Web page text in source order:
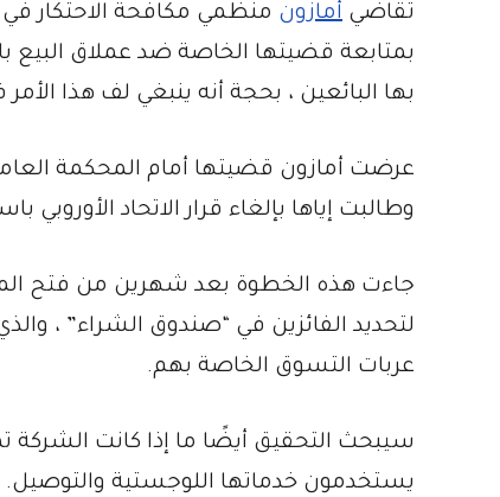
تقاضي أمازون منظمي مكافحة الاحتكار في
بمتابعة قضيتها الخاصة ضد عملاق البيع
بها البائعين ، بحجة أنه ينبغي لف هذا الأمر
عرضت أمازون قضيتها أمام المحكمة
وطالبت إياها بإلغاء قرار الاتحاد
جاءت هذه الخطوة بعد شهرين من فتح
لتحديد الفائزين في “صندوق الشراء” ،
عربات التسوق الخاصة بهم.
سيبحث التحقيق أيضًا ما إذا كانت الشركة
يستخدمون خدماتها اللوجستية والتوصيل.